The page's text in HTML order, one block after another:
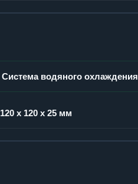
Система водяного охлаждения
120 x 120 x 25 мм